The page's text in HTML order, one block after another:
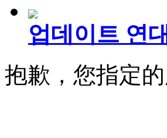
업데이트 연
抱歉，您指定